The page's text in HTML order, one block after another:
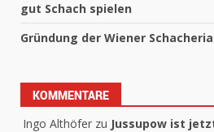
gut Schach spielen
Gründung der Wiener Schacheria
KOMMENTARE
Ingo Althöfer zu Jussupow ist